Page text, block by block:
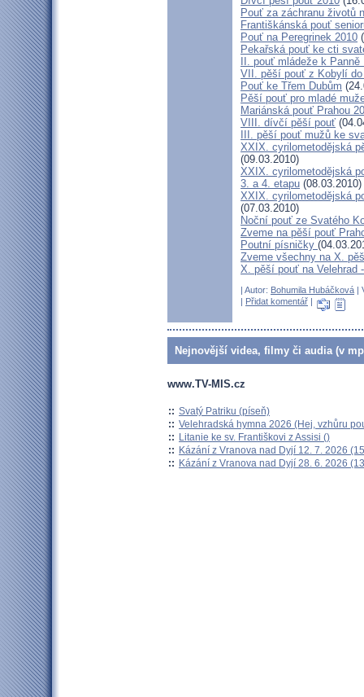
Pouť za záchranu životů
Františkánská pouť
Pouť na Peregrinek 2010
Pekařská pouť ke cti
II. pouť mládeže k
VII. pěší pouť z Kobylí
Pouť ke Třem Dubům
Pěší pouť pro mladé
Mariánská pouť Prahou
VIII. dívčí pěší pouť
III. pěší pouť mužů ke
XXIX. cyrilometodějská
(09.03.2010)
XXIX. cyrilometodějská
3. a 4. etapu (08.03.2010)
XXIX. cyrilometodějská
(07.03.2010)
Noční pouť ze Svatého
Zveme na pěší pouť
Poutní písničky
Zveme všechny na X.
X. pěší pouť na Velehrad
| Autor: Bohumila Hubáčková |
| Přidat komentář |
Nejnovější videa, filmy či audia (v
www.TV-MIS.cz
:: Svatý Patriku (píseň)
:: Velehradská hymna 2026 (Hej, vzhůru
:: Litanie ke sv. Františkovi z Assisi ()
:: Kázání z Vranova nad Dyjí 12. 7. 2026
:: Kázání z Vranova nad Dyjí 28. 6. 2026